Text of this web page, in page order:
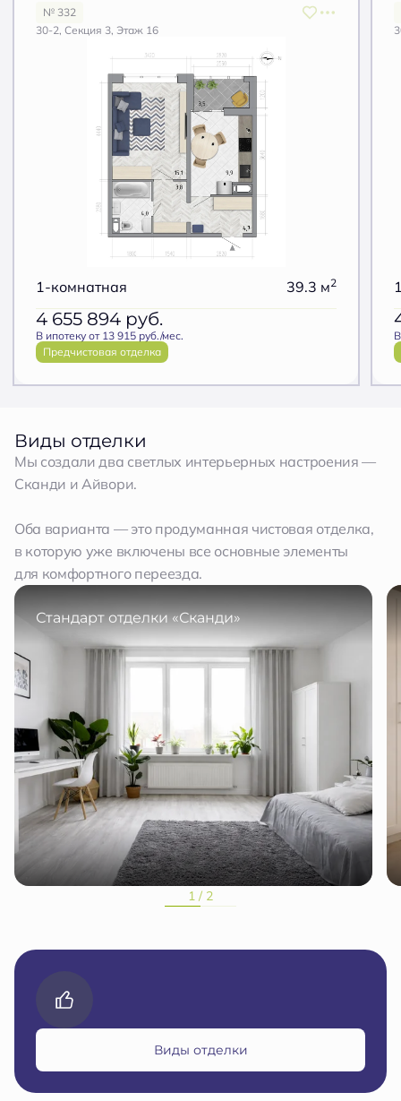
№ 332
30-2, Секция 3, Этаж 16
1-комнатная 39.3 м2
4 655 894 руб.
В ипотеку от 13 915 руб./мес.
Предчистовая отделка
Виды отделки
Мы создали два светлых интерьерных настроения —
Сканди и Айвори.
Оба варианта — это продуманная чистовая отделка,
в которую уже включены все основные элементы
для комфортного переезда.
Стандарт отделки «Сканди»
1 / 2
Виды отделки